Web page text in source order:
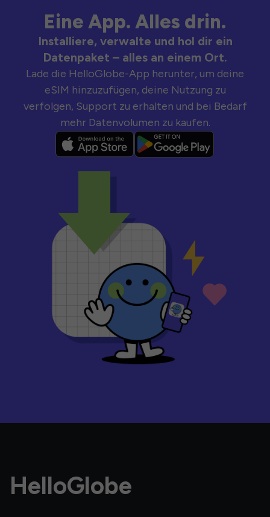
Eine App. Alles drin.
Installiere, verwalte und hol dir ein
Datenpaket – alles an einem Ort.
Lade die HelloGlobe-App herunter, um deine
eSIM hinzuzufügen, deine Nutzung zu
verfolgen, Support zu erhalten und bei Bedarf
mehr Datenvolumen zu kaufen.
HelloGlobe